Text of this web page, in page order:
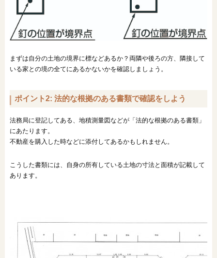
まずは自分の土地の境界に標などあるか？両隣や後ろの方、隣接して
いる家との境の全てにあるかないかを確認しましょう。
ポイント2: 法的な根拠のある書類で確認をしよう
法務局に登記してある、地積測量図などが「法的な根拠のある書類」
にあたります。
不動産を購入した時などに添付してあるかもしれません。
こうした書類には、自身の所有している土地の寸法と面積が記載して
あります。